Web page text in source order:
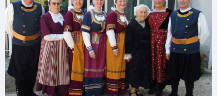
Agenda
Vie de KOROLL
Contact